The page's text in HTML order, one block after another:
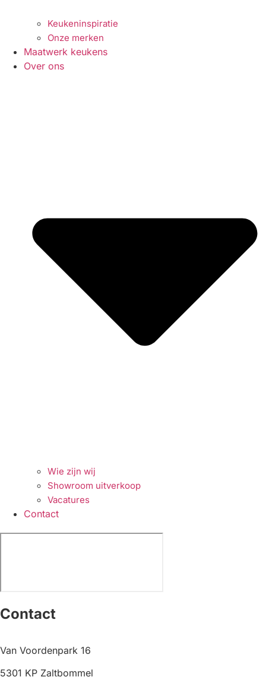
Keukeninspiratie
Onze merken
Maatwerk keukens
Over ons
Wie zijn wij
Showroom uitverkoop
Vacatures
Contact
Contact
Van Voordenpark 16
5301 KP Zaltbommel